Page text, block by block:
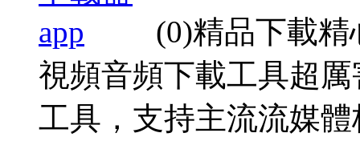
(0)精品下載
視頻音頻下載工具超
工具，支持主流流媒